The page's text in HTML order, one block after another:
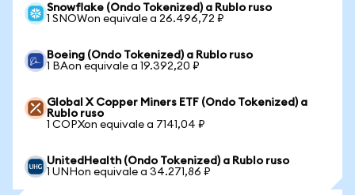
Snowflake (Ondo Tokenized) a Rublo ruso
1 SNOWon equivale a 26.496,72 ₽
Boeing (Ondo Tokenized) a Rublo ruso
1 BAon equivale a 19.392,20 ₽
Global X Copper Miners ETF (Ondo Tokenized) a
Rublo ruso
1 COPXon equivale a 7141,04 ₽
UnitedHealth (Ondo Tokenized) a Rublo ruso
1 UNHon equivale a 34.271,86 ₽